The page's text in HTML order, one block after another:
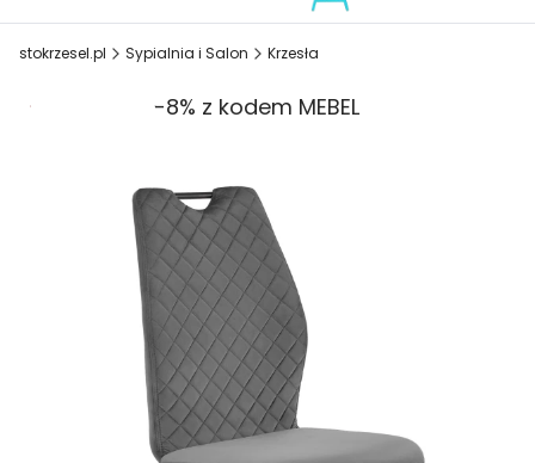
stokrzesel.pl Sypialnia i Salon Krzesła
Promocja -8% z kodem MEBEL